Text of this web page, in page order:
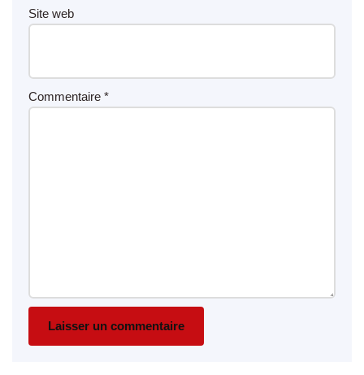
Site web
Commentaire *